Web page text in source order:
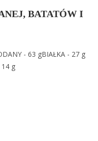
BATATÓW I
- 63 gBIAŁKA - 27 g
14 g